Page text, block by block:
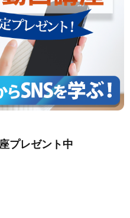
プレゼント中